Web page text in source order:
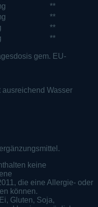
**
**
**
**
gem. EU-
Wasser
keine
die eine Allergie- oder
können.
Gluten, Soja,